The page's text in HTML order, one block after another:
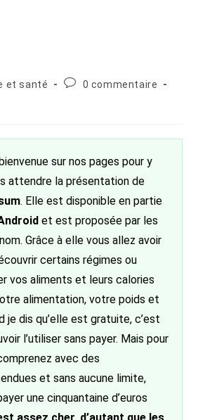
et santé
Commentaires
0 commentaire
sur nos pages pour y
attendre la présentation de
. Elle est disponible en partie
et est proposée par les
Grâce à elle vous allez avoir
certains régimes ou
vos aliments et leurs calories
alimentation, votre poids et
je dis qu’elle est gratuite, c’est
l’utiliser sans payer. Mais pour
avec des
et sans aucune limite,
une cinquantaine d’euros